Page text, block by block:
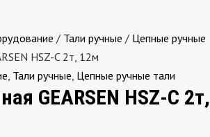
/ Тали ручные / Цепные ручные
HSZ-C 2т, 12м
Тали ручные Цепные ручные тали
GEARSEN HSZ-C 2т,